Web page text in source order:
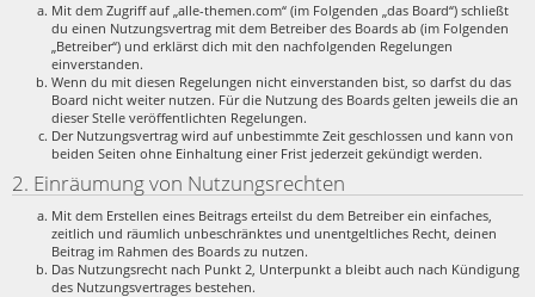
Mit dem Zugriff auf „alle-themen.com“ (im Folgenden „das Board“) schließt
du einen Nutzungsvertrag mit dem Betreiber des Boards ab (im Folgenden
„Betreiber“) und erklärst dich mit den nachfolgenden Regelungen
einverstanden.
Wenn du mit diesen Regelungen nicht einverstanden bist, so darfst du das
Board nicht weiter nutzen. Für die Nutzung des Boards gelten jeweils die an
dieser Stelle veröffentlichten Regelungen.
Der Nutzungsvertrag wird auf unbestimmte Zeit geschlossen und kann von
beiden Seiten ohne Einhaltung einer Frist jederzeit gekündigt werden.
2. Einräumung von Nutzungsrechten
Mit dem Erstellen eines Beitrags erteilst du dem Betreiber ein einfaches,
zeitlich und räumlich unbeschränktes und unentgeltliches Recht, deinen
Beitrag im Rahmen des Boards zu nutzen.
Das Nutzungsrecht nach Punkt 2, Unterpunkt a bleibt auch nach Kündigung
des Nutzungsvertrages bestehen.